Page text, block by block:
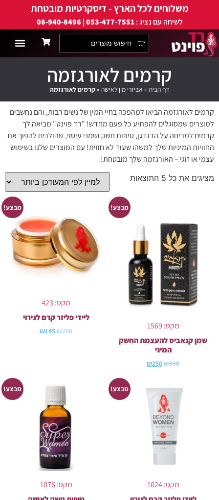
משלוחים לכל הארץ - דיסקרטיות מובטחת
לשיחה עם נציג :053-477-7551 | 08-940-8496
קרמים לאורגזמה
דף הבית » אביזרי מין לאישה »קרמים לאורגזמה
קרמים לאורגזמה הביאו למהפכה בחיי המין של נשים רבות, והם נחשבים
למוצרים שמסוגלים להפתיע כל פעם מחדש! "רד פוינט" מביאה לך
קרמים למריחה על הדגדגן, טיפות חשק ושמני עיסוי, שהולכים להפוך את
החוויות המיניות שלך למשהו שעוד לא חווית! עם המוצרים שלנו בשימוש
עצמי או זוגי – האורגזמה שלך מובטחת!
מציגים את כל ⁦5⁩ התוצאות
מבצע!
מקט: 1569
שמן קנאביס להעצמת החשק
המיני
₪390
₪250
מבצע!
מקט: 423
ליידי פליזר קרם לגירוי
₪200
₪145
מבצע!
מקט: 1024
מבצע!
מקט: 1076